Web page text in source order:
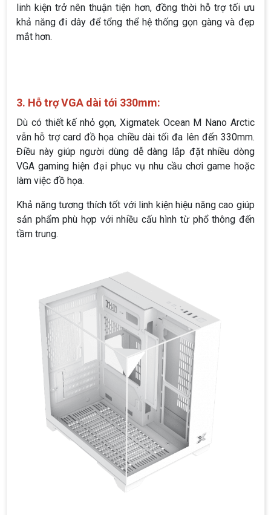
linh kiện trở nên thuận tiện hơn, đồng thời hỗ trợ tối ưu
khả năng đi dây để tổng thể hệ thống gọn gàng và đẹp
mắt hơn.
3. Hỗ trợ VGA dài tới 330mm:
Dù có thiết kế nhỏ gọn, Xigmatek Ocean M Nano Arctic
vẫn hỗ trợ card đồ họa chiều dài tối đa lên đến 330mm.
Điều này giúp người dùng dễ dàng lắp đặt nhiều dòng
VGA gaming hiện đại phục vụ nhu cầu chơi game hoặc
làm việc đồ họa.
Khả năng tương thích tốt với linh kiện hiệu năng cao giúp
sản phẩm phù hợp với nhiều cấu hình từ phổ thông đến
tầm trung.